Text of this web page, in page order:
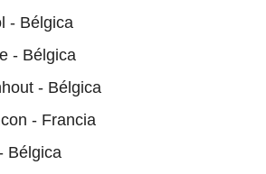
- Bélgica
- Bélgica
- Bélgica
- Francia
Bélgica